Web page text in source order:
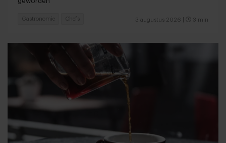
3 augustus 2026 3 min
Gastronomie Chefs